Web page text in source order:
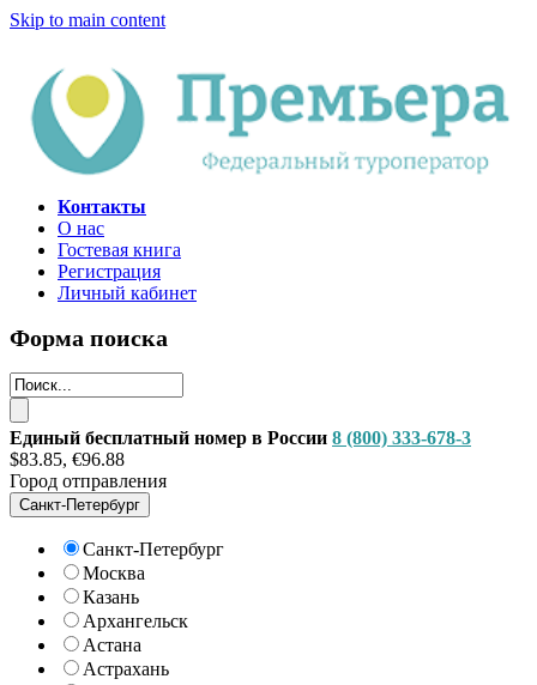
Skip to main content
Контакты
О нас
Гостевая книга
Регистрация
Личный кабинет
Форма поиска
Единый бесплатный номер в России 8 (800) 333-678-3
$83.85, €96.88
Город отправления
Санкт-Петербург
Санкт-Петербург
Москва
Казань
Архангельск
Астана
Астрахань